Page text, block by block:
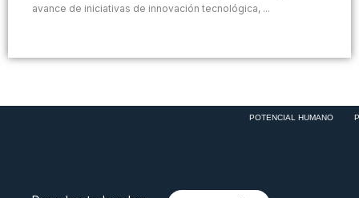
avance de iniciativas de innovación tecnológica, ...
POTENCIAL HUMANO